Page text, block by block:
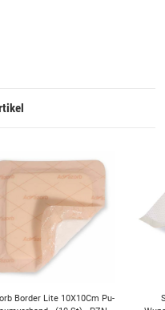
Border Lite 10X10Cm Pu-